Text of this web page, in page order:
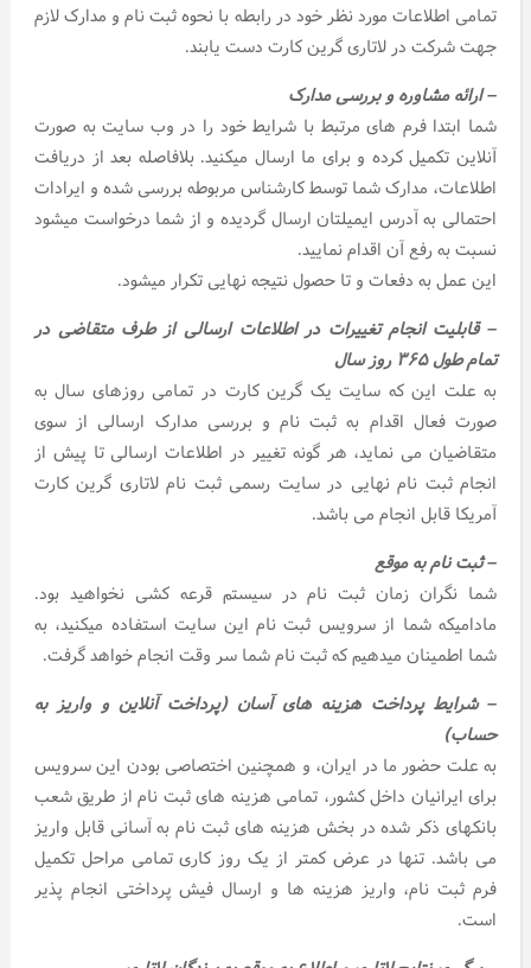
تمامی اطلاعات مورد نظر خود در رابطه با نحوه ثبت نام و مدارک لازم
جهت شرکت در لاتاری گرین کارت دست یابند.
– ارائه مشاوره و بررسی مدارک
شما ابتدا فرم های مرتبط با شرایط خود را در وب سایت به صورت
آنلاین تکمیل کرده و برای ما ارسال میکنید. بلافاصله بعد از دریافت
اطلاعات، مدارک شما توسط کارشناس مربوطه بررسی شده و ایرادات
احتمالی به آدرس ایمیلتان ارسال گردیده و از شما درخواست میشود
نسبت به رفع آن اقدام نمایید.
این عمل به دفعات و تا حصول نتیجه نهایی تکرار میشود.
– قابلیت انجام تغییرات در اطلاعات ارسالی از طرف متقاضی در
تمام طول ۳۶۵ روز سال
به علت این که سایت یک گرین کارت در تمامی روزهای سال به
صورت فعال اقدام به ثبت نام و بررسی مدارک ارسالی از سوی
متقاضیان می نماید، هر گونه تغییر در اطلاعات ارسالی تا پیش از
انجام ثبت نام نهایی در سایت رسمی ثبت نام لاتاری گرین کارت
آمریکا قابل انجام می باشد.
– ثبت نام به موقع
شما نگران زمان ثبت نام در سیستم قرعه کشی نخواهید بود.
مادامیکه شما از سرویس ثبت نام این سایت استفاده میکنید، به
شما اطمینان میدهیم که ثبت نام شما سر وقت انجام خواهد گرفت.
– شرایط پرداخت هزینه های آسان (پرداخت آنلاین و واریز به
حساب)
به علت حضور ما در ایران، و همچنین اختصاصی بودن این سرویس
برای ایرانیان داخل کشور، تمامی هزینه های ثبت نام از طریق شعب
بانکهای ذکر شده در بخش هزینه های ثبت نام به آسانی قابل واریز
می باشد. تنها در عرض کمتر از یک روز کاری تمامی مراحل تکمیل
فرم ثبت نام، واریز هزینه ها و ارسال فیش پرداختی انجام پذیر
است.